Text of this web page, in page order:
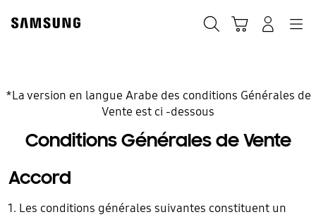
content
*La version en langue Arabe des conditions Générales de
Vente est ci -dessous
Conditions Générales de Vente
Accord
Les conditions générales suivantes constituent un